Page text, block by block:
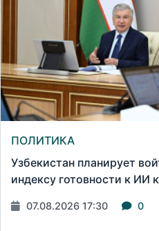
ПОЛИТИКА
Узбекистан планирует
индексу готовности к ИИ
07.08.2026 17:30 0